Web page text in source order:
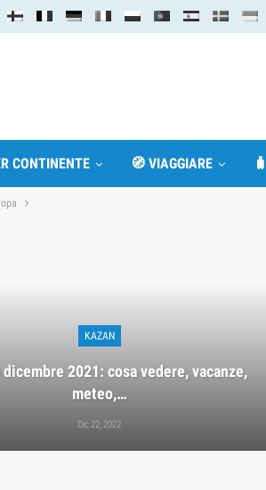
CONTINENTE 🧭 VIAGGIARE
KAZAN
dicembre 2021: cosa vedere, vacanze,
meteo,…
Dic 22, 2022